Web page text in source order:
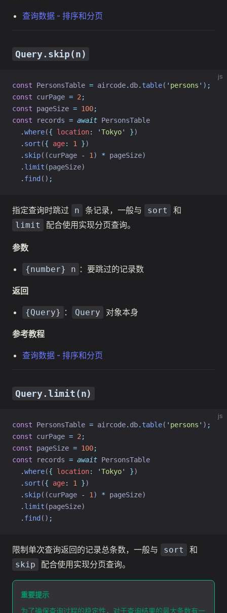
查询数据 - 排序和分页
Query.skip(n)
js
const PersonsTable = aircode. db. table( ' persons ' ) ;
const curPage = 2 ;
const pageSize = 100;
const records = await PersonsTable
.where({ location: 'Tokyo' })
. sort ({ age: 1 })
. skip((curPage - 1 ) * pageSize)
. limit (pageSize)
. find () ;
指定查询时跳过 n 条记录，一般与 sort 和
limit 配合使用实现分页查询。
参数
{number} n ：要跳过的记录数
返回
{Query} ： Query 对象本身
参考教程
查询数据 - 排序和分页
Query.limit(n)
js
const PersonsTable = aircode. db. table( ' persons ' ) ;
const curPage = 2 ;
const pageSize = 100;
const records = await PersonsTable
.where({ location: 'Tokyo' })
. sort ({ age: 1 })
. skip((curPage - 1 ) * pageSize)
. limit (pageSize)
. find () ;
限制单次查询返回的记录总条数，一般与 sort 和
skip 配合使用实现分页查询。
重要提示
为了确保查询过程的稳定性，对于查询结果的最大条数有一